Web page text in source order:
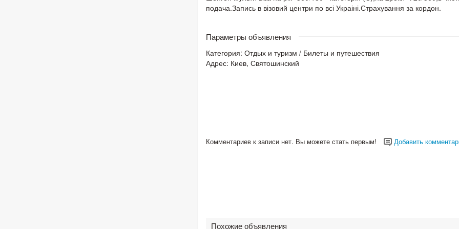
подача.Запись в візовий центри по всі Украіні.Страхування за кордон.
Параметры объявления
Категория: Отдых и туризм / Билеты и путешествия
Адрес: Киев, Святошинский
Комментариев к записи нет. Вы можете стать первым! Добавить
Похожие объявления